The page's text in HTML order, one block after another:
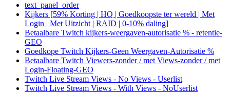
text_panel_order
Kijkers [59% Korting | HQ | Goedkoopste ter wereld | Met
Login | Met Uitzicht | RAID | 0-10% daling]
Betaalbare Twitch kijkers-weergaven-autorisatie % - retentie-
GEO
Goedkope Twitch Kijkers-Geen Weergaven-Autorisatie %
Betaalbare Twitch Viewers-zonder / met Views-zonder / met
Login-Floating-GEO
Twitch Live Stream Views - No Views - Userlist
Twitch Live Stream Views - With Views - NoUserlist